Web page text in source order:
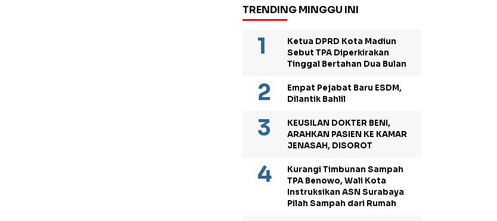
TRENDING MINGGU INI
Ketua DPRD Kota Madiun
Sebut TPA Diperkirakan
Tinggal Bertahan Dua Bulan
Empat Pejabat Baru ESDM,
Dilantik Bahlil
KEUSILAN DOKTER BENI,
ARAHKAN PASIEN KE KAMAR
JENASAH, DISOROT
Kurangi Timbunan Sampah
TPA Benowo, Wali Kota
Instruksikan ASN Surabaya
Pilah Sampah dari Rumah